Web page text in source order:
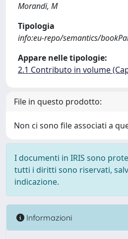
Morandi, M
Tipologia
info:eu-repo/semantics/
Appare nelle tipologie:
2.1 Contributo in volume
File in questo prodotto:
Non ci sono file associati a
I documenti in IRIS sono
tutti i diritti sono riservati,
indicazione.
Informazioni